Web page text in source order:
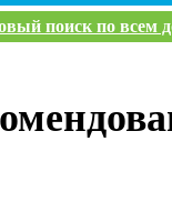
поиск по всем